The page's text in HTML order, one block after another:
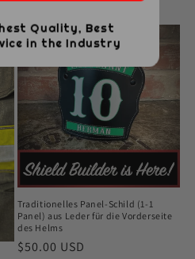
Preis
Traditionelles Panel-Schild (1-1
Panel) aus Leder für die Vorderseite
des Helms
Normaler
$50.00 USD
Quality, Best
in the Industry